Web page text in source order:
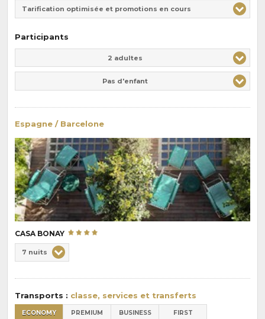
Tarification optimisée et promotions en cours
Participants
2 adultes
Pas d'enfant
Espagne / Barcelone
CASA BONAY
de
:
7 nuits
Transports : classe, services et transferts
ECONOMY PREMIUM BUSINESS FIRST